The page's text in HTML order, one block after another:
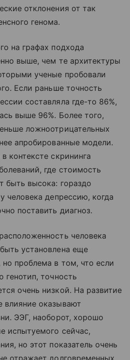
отклонения от так
генома.
на графах подхода
выше, чем те архитектуры
ученые пробовали
Если раньше точность
составляла где-то 86%,
выше 96%. Более того,
ложноотрицательных
апробированные модели.
контексте скрининга
где стоимость
быть высока: гораздо
человека депрессию, когда
поставить диагноз.
человека
установлена еще
проблема в том, что если
генотип, точность
очень низкой. На развитие
влияние оказывают
ЭЭГ, наоборот, хорошо
испытуемого сейчас,
но этот показатель очень
отражает долговременных